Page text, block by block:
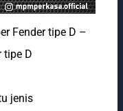
Fender tipe D –
tipe D
jenis